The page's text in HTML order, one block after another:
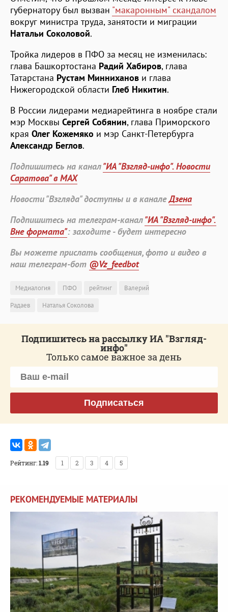
губернатору был вызван "макаронным" скандалом
вокруг министра труда, занятости и миграции
Натальи Соколовой.
Тройка лидеров в ПФО за месяц не изменилась:
глава Башкортостана Радий Хабиров, глава
Татарстана Рустам Минниханов и глава
Нижегородской области Глеб Никитин.
В России лидерами медиарейтинга в ноябре стали
мэр Москвы Сергей Собянин, глава Приморского
края Олег Кожемяко и мэр Санкт-Петербурга
Александр Беглов.
Подпишитесь на канал"ИА "Взгляд-инфо". Новости
Саратова" в MAX
Новости "Взгляда" доступны и в каналеДзена
Подпишитесь на телеграм-канал"ИА "Взгляд-инфо".
Вне формата": заходите - будет интересно
Вы можете прислать сообщения, фото и видео в
наш телеграм-бот @Vz_feedbot
Медиалогия ПФО рейтинг
Валерий
Радаев
Наталья Соколова
Подпишитесь на рассылку ИА "Взгляд-
инфо"
Только самое важное за день
Подписаться
Рейтинг:1.19 1 2 3 4 5
РЕКОМЕНДУЕМЫЕ МАТЕРИАЛЫ